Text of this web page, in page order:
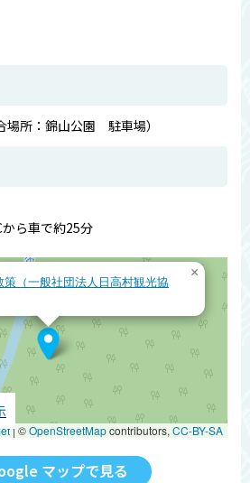
場所：錦山公園 駐車場）
ら車で約25分
（一般社団法人日高村観光協
×
| ©OpenStreetMapcontributors, CC-BY-SA
マップで見る